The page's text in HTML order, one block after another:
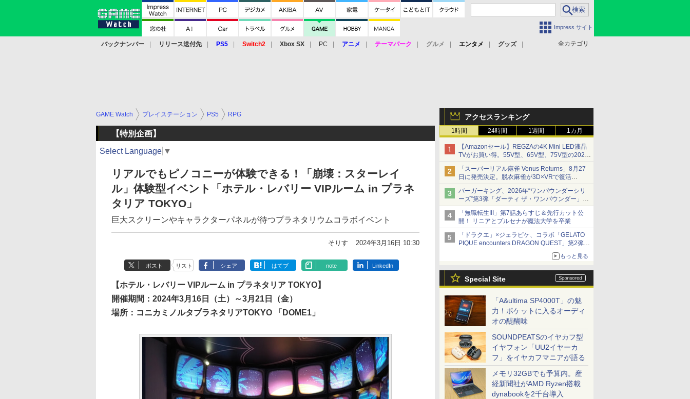
Impress サイト
全カテゴリ
バックナンバー リリース送付先 PS5 Switch2 Xbox SX PC アニメ テーマパーク グルメ エンタメ
グッズ
アクセスランキング
1時間 24時間 1週間 1カ月
【Amazonセール】REGZAの4K Mini LED液晶
TVがお買い得。55V型、65V型、75V型の2026
年モデルがラインナップ
「スーパーリアル麻雀 Venus Returns」8月27
日に発売決定。脱衣麻雀が3D×VRで復活
発売から2週間は20%オフになるセールが実施
バーガーキング、2026年“ワンパウンダーシリ
ーズ”第3弾「ダーティ ザ・ワンパウンダー」を
8月7日発売
「特製ガーリックマヨソース」を使用した超大
型チーズバーガー
「無職転生III」第7話あらすじ＆先行カット公
開！ リニアとプルセナが魔法大学を卒業
「ドラクエ」×ジェラピケ、コラボ「GELATO
PIQUE encounters DRAGON QUEST」第2弾が
アイスカップに入ったスライムやわたぼう、ベ
もっと見る
Special Site
「A&ultima SP4000T」の魅
力！ポケットに入るオーディ
オの醍醐味
SOUNDPEATSのイヤカフ型
イヤフォン「UU2イヤーカ
フ」をイヤカフマニアが語る
メモリ32GBでも予算内。産
経新聞社がAMD Ryzen搭載
dynabookを2千台導入
GAME Watch プレイステーション PS5 RPG
【特別企画】
Select Language ▼
リアルでもピノコニーが体験できる！「崩壊：スターレイ
ル」体験型イベント「ホテル・レバリー VIPルーム in プラネ
タリア TOKYO」
巨大スクリーンやキャラクターパネルが待つプラネタリウムコラボイベント
そりす 2024年3月16日 10:30
ポスト リスト シェア はてブ note LinkedIn
【ホテル・レバリー VIPルーム in プラネタリア TOKYO】
開催期間：2024年3月16日（土）～3月21日（金）
場所：コニカミノルタプラネタリアTOKYO 「DOME1」